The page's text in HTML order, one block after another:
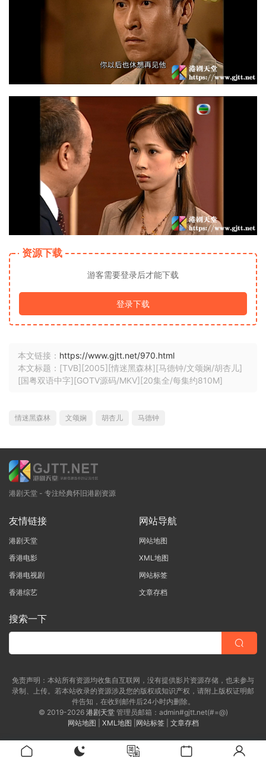
资源下载
游客需要登录后才能下载
登录下载
本文链接： https://www.gjtt.net/970.html
本文标题：[TVB][2005][情迷黑森林][马德钟/文颂娴/胡杏儿]
[国粤双语中字][GOTV源码/MKV][20集全/每集约810M]
情迷黑森林 文颂娴 胡杏儿 马德钟
港剧天堂 - 专注经典怀旧港剧资源
友情链接
港剧天堂
香港电影
香港电视剧
香港综艺
网站导航
网站地图
XML地图
网站标签
文章存档
搜索一下
免责声明：本站所有资源均收集自互联网，没有提供影片资源存储，也未参与
录制、上传。若本站收录的资源涉及您的版权或知识产权，请附上版权证明邮
件告知，在收到邮件后24小时内删除。
© 2019-2026 港剧天堂管理员邮箱：admin#gjtt.net(#=@)
网站地图
XML地图 网站标签| 文章存档